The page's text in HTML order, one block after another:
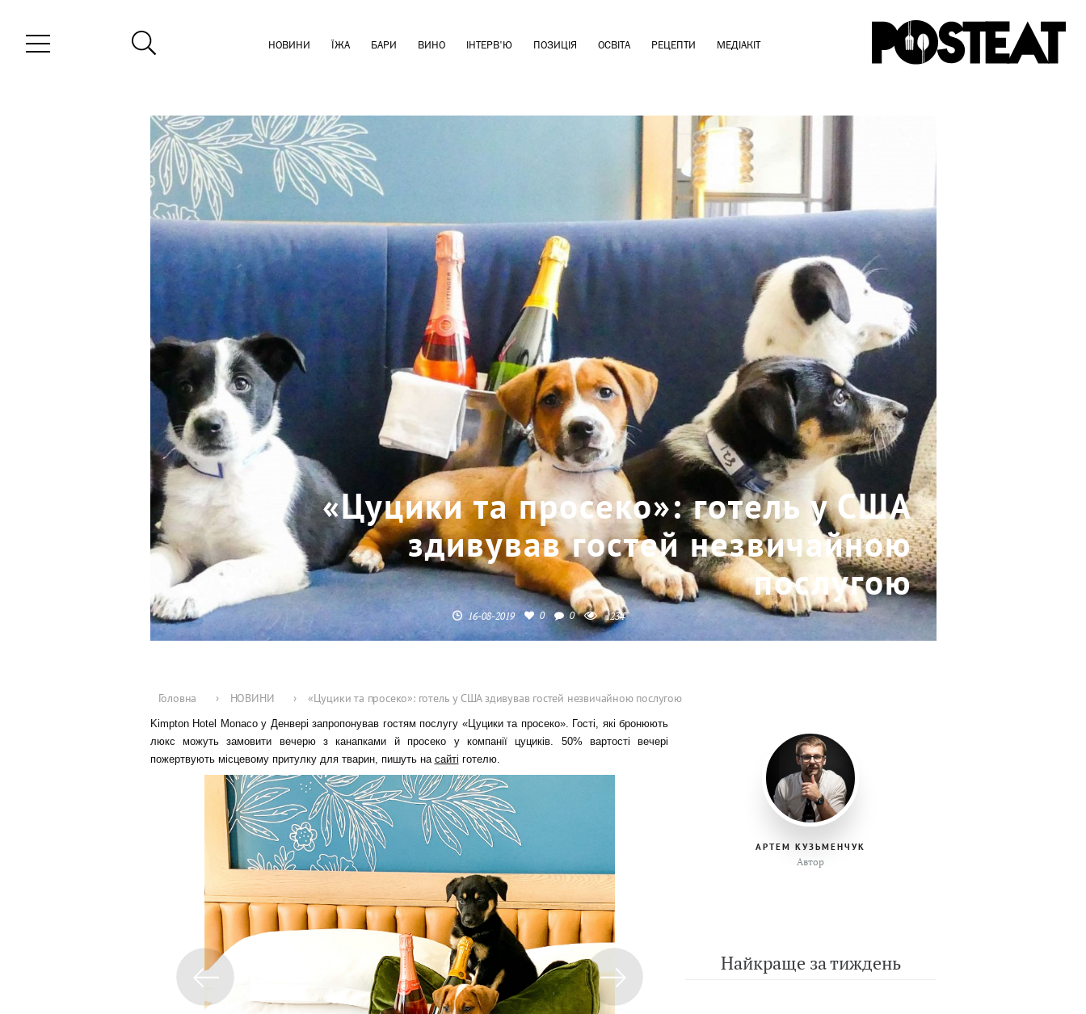
НОВИНИ ЇЖА БАРИ ВИНО ІНТЕРВ'Ю ПОЗИЦІЯ ОСВІТА РЕЦЕПТИ МЕДІАКІТ
«Цуцики та просеко»: готель у США
здивував гостей незвичайною
послугою
16-08-2019 0 0 1234
Головна › НОВИНИ › «Цуцики та просеко»: готель у США здивував гостей незвичайною послугою
Kimpton Hotel Monaco у Денвері запропонував гостям послугу «Цуцики та просеко». Гості, які бронюють
люкс можуть замовити вечерю з канапками й просеко у компанії цуциків. 50% вартості вечері
пожертвують місцевому притулку для тварин, пишуть на сайті готелю.
АРТЕМ КУЗЬМЕНЧУК
Автор
Найкраще за тиждень